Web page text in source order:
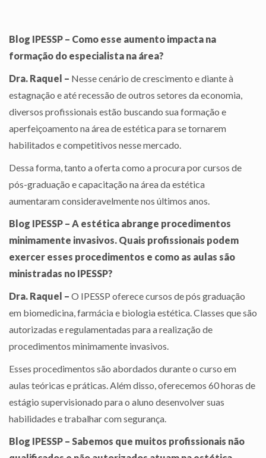
Blog IPESSP – Como esse aumento impacta na
formação do especialista na área?
Dra. Raquel – Nesse cenário de crescimento e diante à
estagnação e até recessão de outros setores da economia,
diversos profissionais estão buscando sua formação e
aperfeiçoamento na área de estética para se tornarem
habilitados e competitivos nesse mercado.
Dessa forma, tanto a oferta como a procura por cursos de
pós-graduação e capacitação na área da estética
aumentaram consideravelmente nos últimos anos.
Blog IPESSP – A estética abrange procedimentos
minimamente invasivos. Quais profissionais podem
exercer esses procedimentos e como as aulas são
ministradas no IPESSP?
Dra. Raquel – O IPESSP oferece cursos de pós graduação
em biomedicina, farmácia e biologia estética. Classes que são
autorizadas e regulamentadas para a realização de
procedimentos minimamente invasivos.
Esses procedimentos são abordados durante o curso em
aulas teóricas e práticas. Além disso, oferecemos 60 horas de
estágio supervisionado para o aluno desenvolver suas
habilidades e trabalhar com segurança.
Blog IPESSP – Sabemos que muitos profissionais não